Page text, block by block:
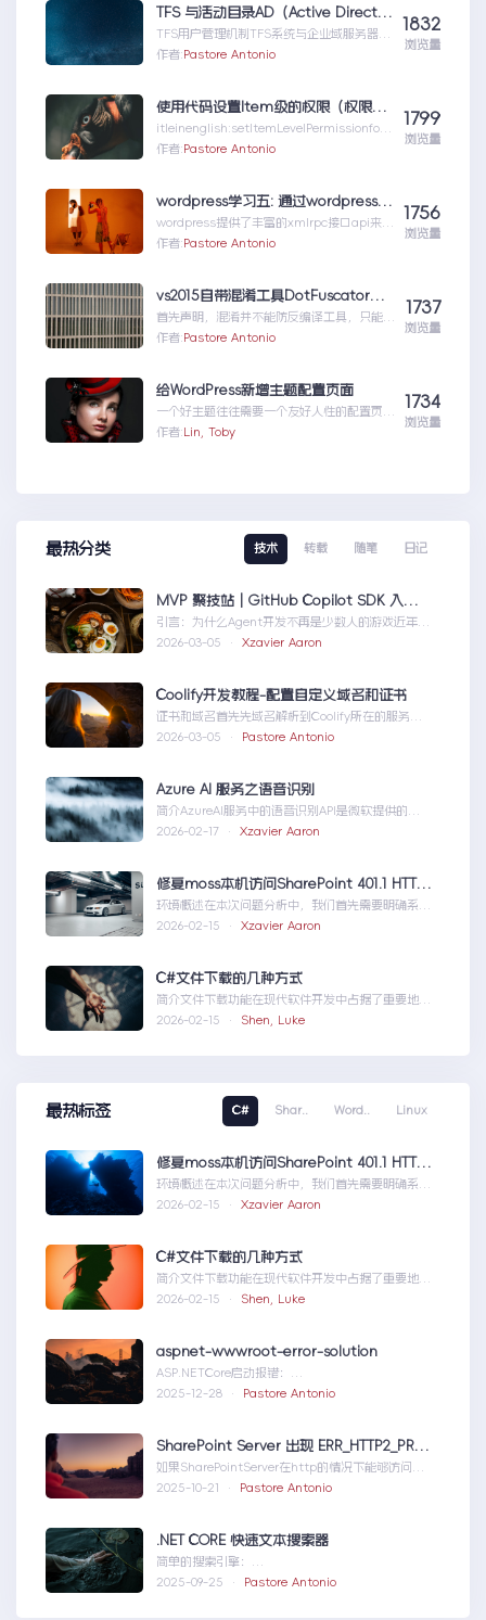
TFS 与活动目录AD（Active Directory)的同步机制
TFS用户管理机制TFS系统与企业域服务器用
户系统（或本地计算机用户系统）高度集成
作者:Pastore Antonio
1832
浏览量
使用代码设置Item级的权限（权限总结1）
itleinenglish:setItemLevelPermissionforS
har...使用代码设置Item级的权限（权限总结
作者:Pastore Antonio
1799
浏览量
wordpress学习五: 通过wordpress_xmlrpc的python包远程操作wordpress
wordpress提供了丰富的xmlrpc接口api来供
我们远程操控wp的内容。伟大的开源社区有
wordpress
作者:Pastore Antonio
1756
浏览量
vs2015自带混淆工具DotFuscator使用方法（超简单）
首先声明，混淆并不能防反编译工具，只能增
加反编译出来的代码阅读难度（把方法和变量
作者:Pastore Antonio
1737
浏览量
给WordPress新增主题配置页面
一个好主题往往需要一个友好人性的配置页
面，那怎么做呢？请听我细细道来。
作者: Lin, Toby
1734
浏览量
最热分类 技术 转载 随笔 日记
MVP 聚技站｜GitHub Copilot SDK 入门：五分钟构建你的第一个 AI Agent
引言：为什么Agent开发不再是少数人的游戏近年
来，随着人工智能技术的快速发展，AIAgen...MVP
2026-03-05 · Xzavier Aaron
Coolify开发教程-配置自定义域名和证书
证书和域名首先先域名解析到Coolify所在的服务
器，然后获取你的证书NGINX版本的，这里就不
2026-03-05 · Pastore Antonio
Azure AI 服务之语音识别
简介AzureAI服务中的语音识别API是微软提供的一
项先进技术，旨在帮助开发者轻松实现语...AzureAI
2026-02-17 · Xzavier Aaron
修复moss本机访问SharePoint 401.1 HTTP错误
环境概述在本次问题分析中，我们首先需要明确系统
的运行环境。了解环境配置不仅能帮助我们定位问
2026-02-15 · Xzavier Aaron
C#文件下载的几种方式
简介文件下载功能在现代软件开发中占据了重要地
位，无论是为用户提供资源、分发文档，还是实现数
2026-02-15 · Shen, Luke
最热标签 C# Shar.. Word.. Linux
修复moss本机访问SharePoint 401.1 HTTP错误
环境概述在本次问题分析中，我们首先需要明确系统
的运行环境。了解环境配置不仅能帮助我们定位问
2026-02-15 · Xzavier Aaron
C#文件下载的几种方式
简介文件下载功能在现代软件开发中占据了重要地
位，无论是为用户提供资源、分发文档，还是实现数
2026-02-15 · Shen, Luke
aspnet-wwwroot-error-solution
ASP.NETCore启动报错：
DirectoryNotFoundExceptionwwwroo...aspnet-
2025-12-28 · Pastore Antonio
SharePoint Server 出现 ERR_HTTP2_PROTOCOL_ERROR
如果SharePointServer在http的情况下能够访问，
但是在https下不能访问报错如...SharePointServer
2025-10-21 · Pastore Antonio
.NET CORE 快速文本搜索器
简单的搜索引擎：
usingSystem;usingSystem.Collections.Gen....N
2025-09-25 · Pastore Antonio